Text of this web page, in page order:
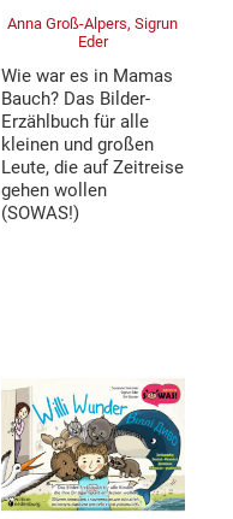
Anna Groß-Alpers, Sigrun
Eder
Wie war es in Mamas
Bauch? Das Bilder-
Erzählbuch für alle
kleinen und großen
Leute, die auf Zeitreise
gehen wollen
(SOWAS!)